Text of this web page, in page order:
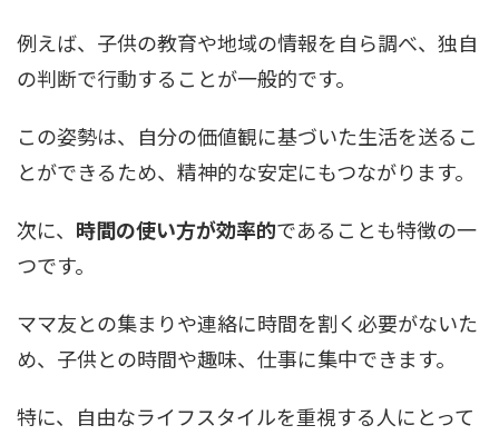
例えば、子供の教育や地域の情報を自ら調べ、独自
の判断で行動することが一般的です。
この姿勢は、自分の価値観に基づいた生活を送るこ
とができるため、精神的な安定にもつながります。
次に、 時間の使い方が効率的であることも特徴の一
つです。
ママ友との集まりや連絡に時間を割く必要がないた
め、子供との時間や趣味、仕事に集中できます。
特に、自由なライフスタイルを重視する人にとって